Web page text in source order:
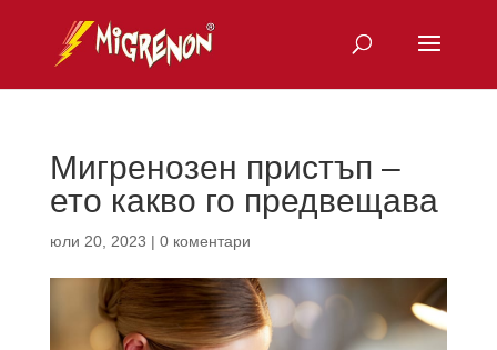
Мигренозен пристъп –
ето какво го предвещава
юли 20, 2023 | 0 коментари